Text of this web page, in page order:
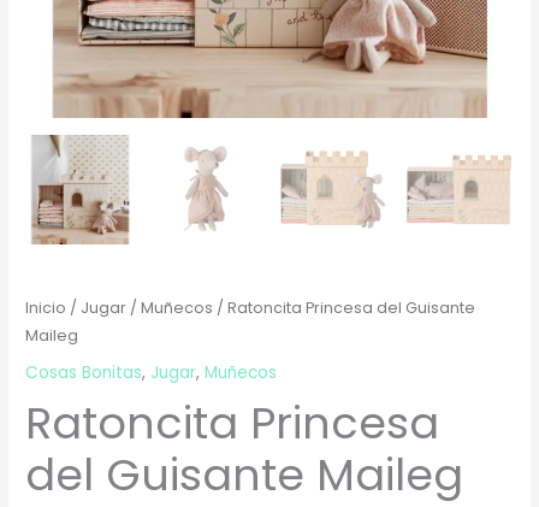
Inicio / Jugar /Muñecos / Ratoncita Princesa del Guisante
Maileg
Cosas Bonitas, Jugar,Muñecos
Ratoncita Princesa
del Guisante Maileg